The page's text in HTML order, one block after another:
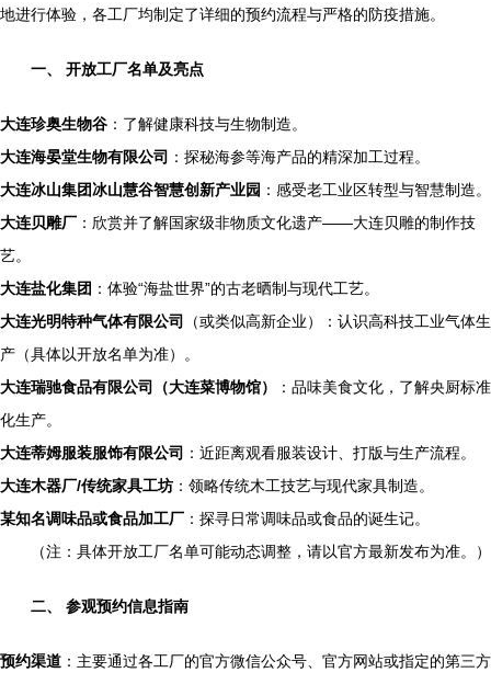
地进行体验，各工厂均制定了详细的预约流程与严格的防疫措施。
一、 开放工厂名单及亮点
大连珍奥生物谷 ：了解健康科技与生物制造。
大连海晏堂生物有限公司 ：探秘海参等海产品的精深加工过程。
大连冰山集团冰山慧谷智慧创新产业园 ：感受老工业区转型与智慧制造。
大连贝雕厂 ：欣赏并了解国家级非物质文化遗产——大连贝雕的制作技
艺。
大连盐化集团 ：体验“海盐世界”的古老晒制与现代工艺。
大连光明特种气体有限公司
（或类似高新企业）：认识高科技工业气体生
产（具体以开放名单为准）。
大连瑞驰食品有限公司（大连菜博物馆）
：品味美食文化，了解央厨标准
化生产。
大连蒂姆服装服饰有限公司 ：近距离观看服装设计、打版与生产流程。
大连木器厂/传统家具工坊 ：领略传统木工技艺与现代家具制造。
某知名调味品或食品加工厂 ：探寻日常调味品或食品的诞生记。
（注：具体开放工厂名单可能动态调整，请以官方最新发布为准。）
二、 参观预约信息指南
预约渠道 ：主要通过各工厂的官方微信公众号、官方网站或指定的第三方